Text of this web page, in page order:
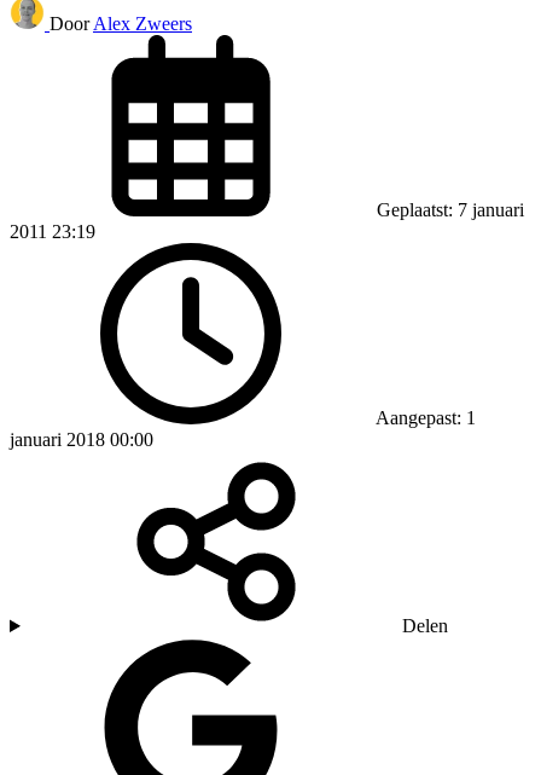
Door Alex Zweers
Geplaatst: 7 januari
2011 23:19
Aangepast: 1
januari 2018 00:00
Delen